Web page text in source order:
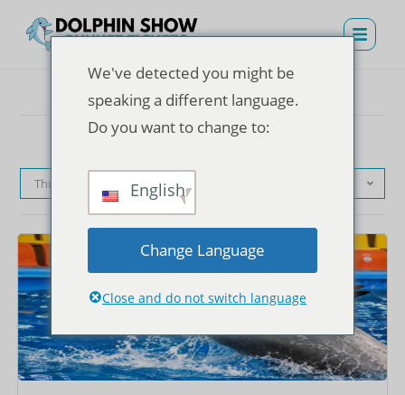
Thứ tự mặc định
We've detected you might be
speaking a different language.
Do you want to change to:
English
Change Language
Close and do not switch language